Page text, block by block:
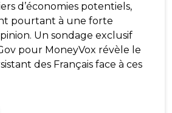
d’économies potentiels,
pourtant à une forte
Un sondage exclusif
pour MoneyVox révèle le
des Français face à ces